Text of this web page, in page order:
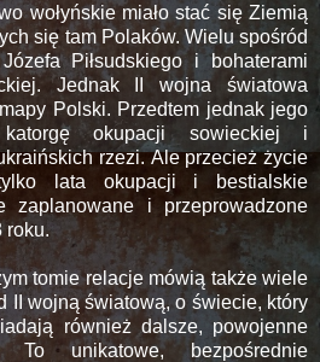
wołyńskie miało stać się Ziemią
się tam Polaków. Wielu spośród
Piłsudskiego i bohaterami
Jednak II wojna światowa
Polski. Przedtem jednak jego
katorgę okupacji sowieckiej i
rzezi. Ale przecież życie
lata okupacji i bestialskie
zaplanowane i przeprowadzone
roku.
tomie relacje mówią także wiele
II wojną światową, o świecie, który
również dalsze, powojenne
unikatowe, bezpośrednie